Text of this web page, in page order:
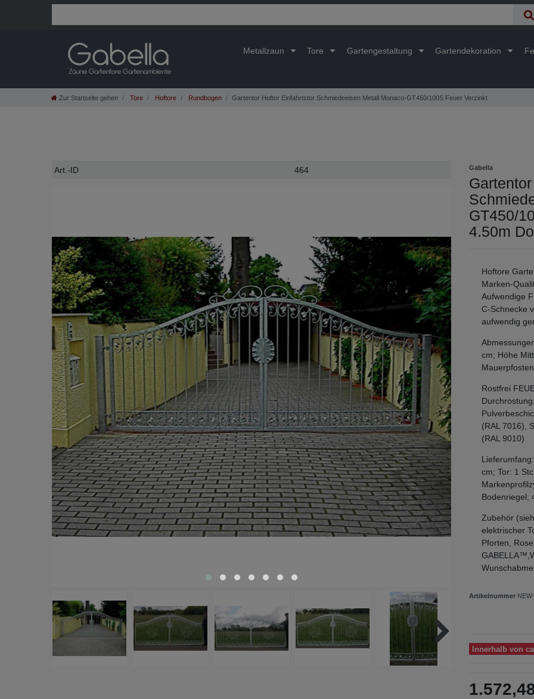
Metallzaun Tore Gartengestaltung Gartendekoration
Zur Startseite gehen Tore Hoftore Rundbogen Gartentor Hoftor Einfahrtstor Schmiedeeisen Metall Monaco-GT450/100S Feuer Verzinkt
Technisches
Wert
Art.-ID 464 Gabella
GT450/
4.50m
Hoftore
Marken-
Aufwendige
C-Schnecke
aufwendig
cm; Höhe
Rostfrei
(RAL 7016),
(RAL 9010)
cm; Tor: 1
Bodenriegel;
Zubehör
elektrischer
Pforten,
Artikelnummer
Innerhalb von